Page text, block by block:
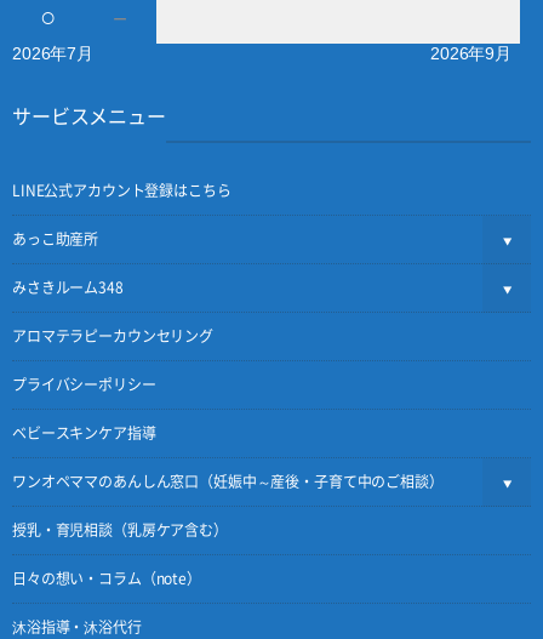
○ －
2026年7月 2026年9月
サービスメニュー
LINE公式アカウント登録はこちら
あっこ助産所
みさきルーム348
アロマテラピーカウンセリング
プライバシーポリシー
ベビースキンケア指導
ワンオペママのあんしん窓口（妊娠中～産後・子育て中のご相談）
授乳・育児相談（乳房ケア含む）
日々の想い・コラム（note）
沐浴指導・沐浴代行